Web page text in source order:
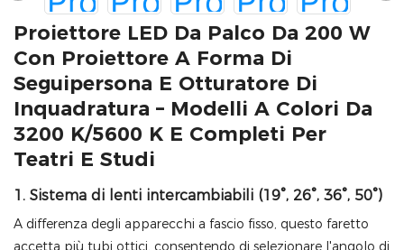
Proiettore LED Da Palco Da 200 W
Con Proiettore A Forma Di
Seguipersona E Otturatore Di
Inquadratura – Modelli A Colori Da
3200 K/5600 K E Completi Per
Teatri E Studi
1. Sistema di lenti intercambiabili (19°, 26°, 36°, 50°)
A differenza degli apparecchi a fascio fisso, questo faretto
accetta più tubi ottici, consentendo di selezionare l'angolo di